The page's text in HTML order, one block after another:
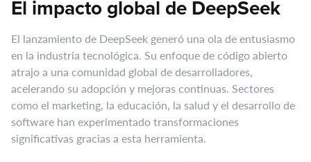
El impacto global de DeepSeek
El lanzamiento de DeepSeek generó una ola de entusiasmo
en la industria tecnológica. Su enfoque de código abierto
atrajo a una comunidad global de desarrolladores,
acelerando su adopción y mejoras continuas. Sectores
como el marketing, la educación, la salud y el desarrollo de
software han experimentado transformaciones
significativas gracias a esta herramienta.